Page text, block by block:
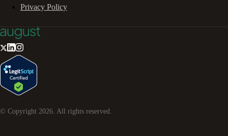
Privacy Policy
© Copyright 2026. All rights reserved.